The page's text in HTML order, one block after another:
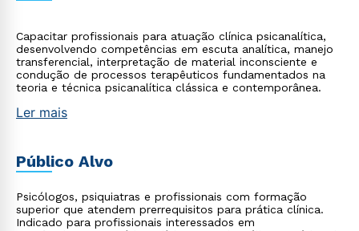
Capacitar profissionais para atuação clínica psicanalítica,
desenvolvendo competências em escuta analítica, manejo
transferencial, interpretação de material inconsciente e
condução de processos terapêuticos fundamentados na
teoria e técnica psicanalítica clássica e contemporânea.
Ler mais
Público Alvo
Psicólogos, psiquiatras e profissionais com formação
superior que atendem prerrequisitos para prática clínica.
Indicado para profissionais interessados em